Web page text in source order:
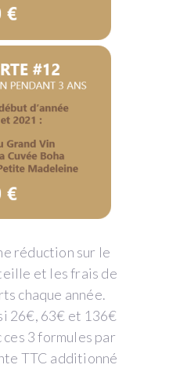
réduction sur le
et les frais de
chaque année.
26€, 63€ et 136€
3 formules par
TTC additionné